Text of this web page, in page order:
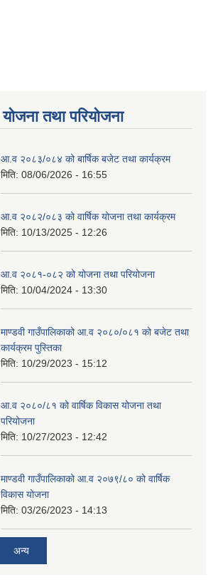
योजना तथा परियोजना
आ.व २०८३/०८४ को बार्षिक बजेट तथा कार्यक्रम
मिति: 08/06/2026 - 16:55
आ.व २०८२/०८३ को वार्षिक योजना तथा कार्यक्रम
मिति: 10/13/2025 - 12:26
आ.व २०८१-०८२ को योजना तथा परियोजना
मिति: 10/04/2024 - 13:30
माण्डवी गाउँपालिकाको आ.व २०८०/०८१ को बजेट तथा
कार्यक्रम पुस्तिका
मिति: 10/29/2023 - 15:12
आ.व २०८०/८१ को वार्षिक विकास योजना तथा
परियोजना
मिति: 10/27/2023 - 12:42
माण्डवी गाउँपालिकाको आ.व २०७९/८० को वार्षिक
विकास योजना
मिति: 03/26/2023 - 14:13
अन्य